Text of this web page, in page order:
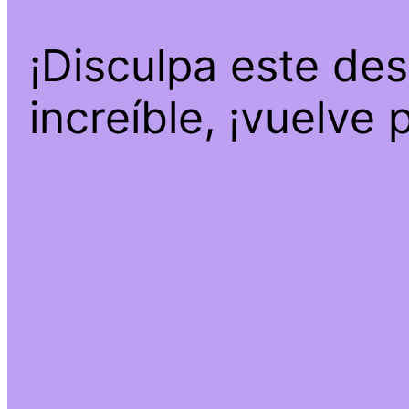
¡Disculpa este
increíble, ¡vuelve